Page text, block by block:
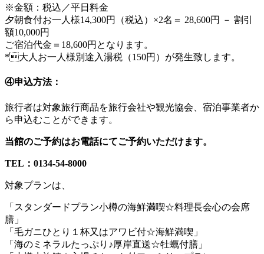
※金額：税込／平日料金
夕朝食付お一人様14,300円（税込）×2名＝ 28,600円
－ 割引
額10,000円
ご宿泊代金＝18,600円となります。
*大人お一人様別途入湯税（150円）が発生致します。
④申込方法：
旅行者は対象旅行商品を旅行会社や観光協会、宿泊事業者か
ら申込むことができます。
当館のご予約はお電話にてご予約いただけます。
TEL：0134-54-8000
対象プランは、
「スタンダードプラン小樽の海鮮満喫☆料理長会心の会席
膳」
「毛ガニひとり１杯又はアワビ付☆海鮮満喫」
「海のミネラルたっぷり♪厚岸直送☆牡蠣付膳」